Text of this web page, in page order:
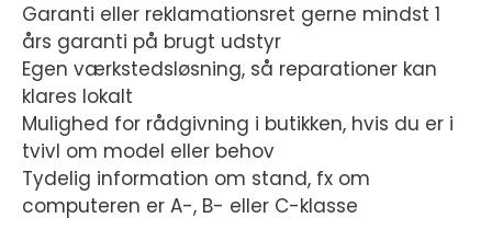
Garanti eller reklamationsret gerne mindst 1
års garanti på brugt udstyr
Egen værkstedsløsning, så reparationer kan
klares lokalt
Mulighed for rådgivning i butikken, hvis du er i
tvivl om model eller behov
Tydelig information om stand, fx om
computeren er A-, B- eller C-klasse